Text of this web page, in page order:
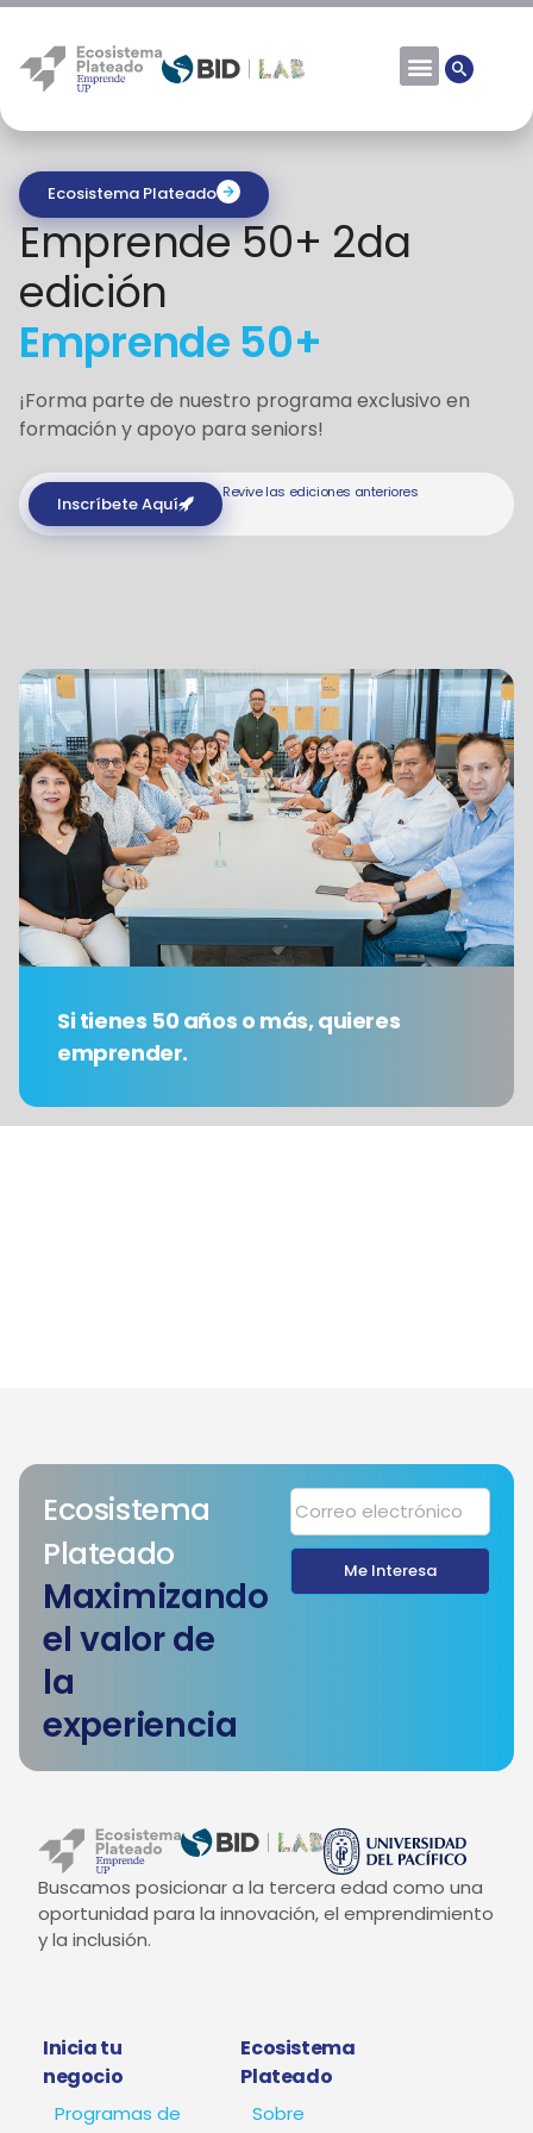
Ecosistema Plateado
Emprende 50+ 2da
edición
Emprende 50+
¡Forma parte de nuestro programa exclusivo en
formación y apoyo para seniors!
Inscríbete Aquí
Revive las ediciones anteriores
Si tienes 50 años o más, quieres
emprender.
Ecosistema
Plateado
Maximizando
el valor de
la
experiencia
Me Interesa
Buscamos posicionar a la tercera edad como una
oportunidad para la innovación, el emprendimiento
y la inclusión.
Inicia tu
negocio
Programas de
Ecosistema
Plateado
Sobre